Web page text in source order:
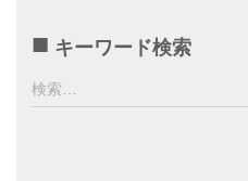
キーワード検索
検
索
検索…